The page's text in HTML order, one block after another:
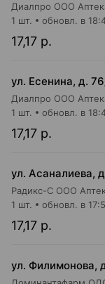
Диалпро ООО
17,17 р.
1 шт. обновл. в
ул. Есенина, д.
Диалпро ООО
17,17 р.
1 шт. обновл. в
ул. Асаналиева,
Радикс-С ООО
17,17 р.
1 шт. обновл. в
ул. Филимонова,